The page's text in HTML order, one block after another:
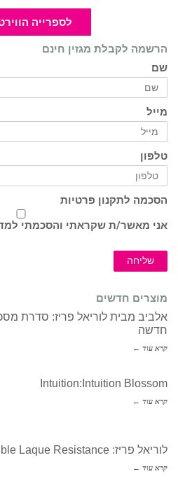
לספרייה
הרשמה לקבלת מגזין חינם
שם
מייל
טלפון
הסכמה לתקנון פרטיות
אני מאשר/ת שקראתי והסכמתי ל
שליחה
מוצרים חדשים
אלביב מבית לוריאל פריז: סדרת
חדשה
קרא עוד ←
Intuition:Intuition Blossom
קרא עוד ←
לוריאל פריז: Infallible Laque Resistance
קרא עוד ←